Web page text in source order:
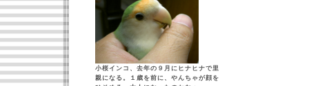
小桜インコ、去年の９月にヒナヒナで里
親になる。１歳を前に、やんちゃが顔を